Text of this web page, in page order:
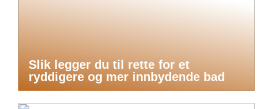
Slik legger du til rette for et
ryddigere og mer innbydende bad